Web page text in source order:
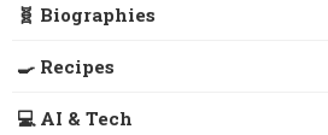
🧬 Biographies
🍳 Recipes
💻 AI & Tech